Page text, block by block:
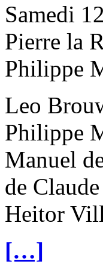
Samedi
Pierre la
Philippe
Leo
Philippe
Manuel
de
Heitor
[…]